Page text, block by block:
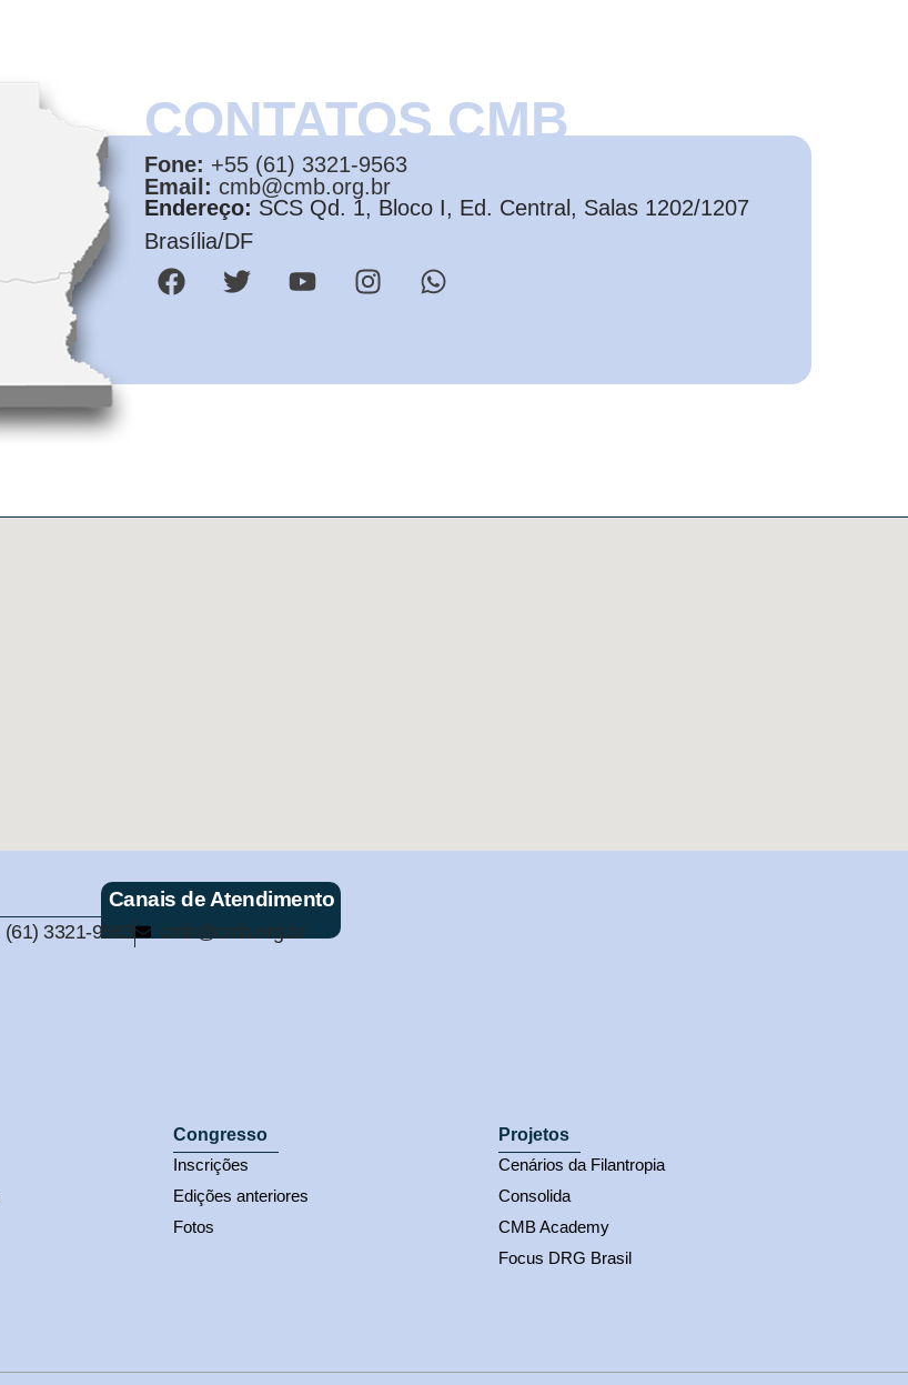
CONTATOS CMB
Fone: +55 (61) 3321-9563
Email: cmb@cmb.org.br
Endereço: SCS Qd. 1, Bloco I, Ed. Central, Salas 1202/1207
Brasília/DF
Canais de Atendimento
(61) 3321-9563 cmb@cmb.org.br
Congresso
Inscrições
Edições anteriores
Fotos
Projetos
Cenários da Filantropia
Consolida
CMB Academy
Focus DRG Brasil